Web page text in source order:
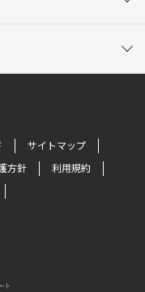
サイトマップ
方針
利用規約